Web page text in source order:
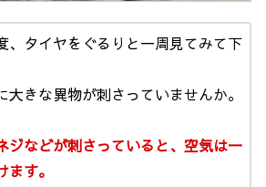
、タイヤをぐるりと一周見てみて下
大きな異物が刺さっていませんか。
ジなどが刺さっていると、空気は一
ます。